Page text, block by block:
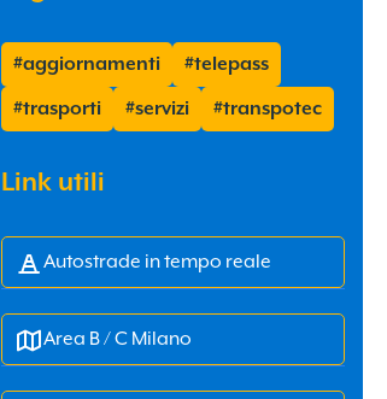
#aggiornamenti
#telepass
#trasporti
#servizi #transpotec
Link utili
Autostrade in tempo reale
Area B / C Milano